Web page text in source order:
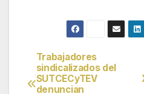
Navegación
de
Trabajadores
sindicalizados del
SUTCECyTEV
denuncian